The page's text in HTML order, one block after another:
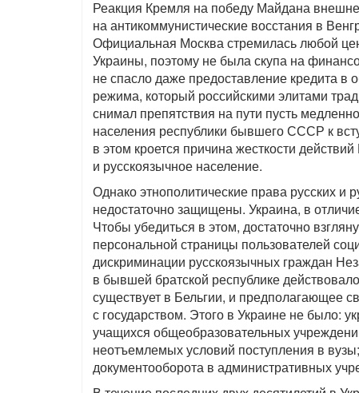
Реакция Кремля на победу Майдана
на антикоммунистические восстания в
Официальная Москва стремилась любой
Украины, поэтому не была скупа на
не спасло даже предоставление кредита
режима, который российскими элитами
снимал препятствия на пути пусть
населения республики бывшего СССР к
в этом кроется причина жесткости
и русскоязычное население.
Однако этнополитические права русских и
недостаточно защищены. Украина, в
Чтобы убедиться в этом, достаточно
персональной страницы пользователей
дискриминации русскоязычных граждан
в бывшей братской республике
существует в Бельгии, и предполагающее
с государством. Этого в Украине не было:
учащихся общеобразовательных
неотъемлемых условий поступления в
документооборота в административных